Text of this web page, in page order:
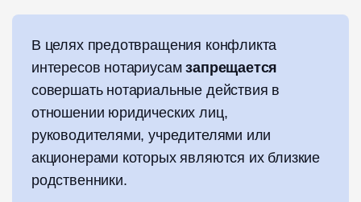
В целях предотвращения конфликта
интересов нотариусамзапрещается
совершать нотариальные действия в
отношении юридических лиц,
руководителями, учредителями или
акционерами которых являются их близкие
родственники.